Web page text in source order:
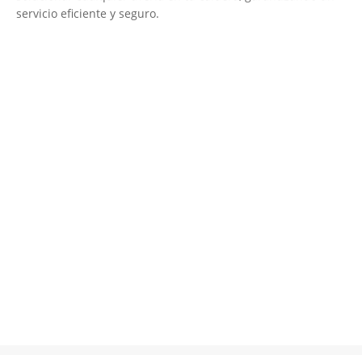
servicio eficiente y seguro.